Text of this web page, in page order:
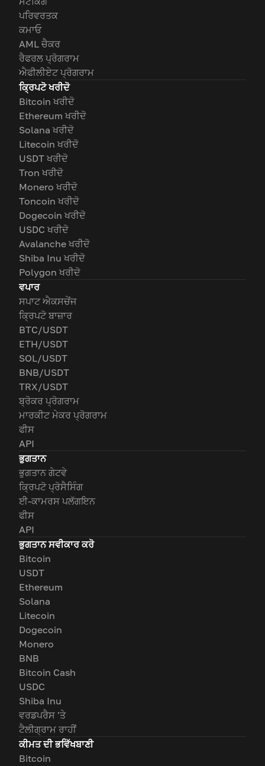
ਪਰਿਵਰਤਕ
ਕਮਾਓ
AML ਚੈਕਰ
ਰੈਫਰਲ ਪ੍ਰੋਗਰਾਮ
ਐਫੀਲੀਏਟ ਪ੍ਰੋਗਰਾਮ
ਕ੍ਰਿਪਟੋ ਖਰੀਦੋ
Bitcoin ਖਰੀਦੋ
Ethereum ਖਰੀਦੋ
Solana ਖਰੀਦੋ
Litecoin ਖਰੀਦੋ
USDT ਖਰੀਦੋ
Tron ਖਰੀਦੋ
Monero ਖਰੀਦੋ
Toncoin ਖਰੀਦੋ
Dogecoin ਖਰੀਦੋ
USDC ਖਰੀਦੋ
Avalanche ਖਰੀਦੋ
Shiba Inu ਖਰੀਦੋ
Polygon ਖਰੀਦੋ
ਵਪਾਰ
ਸਪਾਟ ਐਕਸਚੇਂਜ
ਕ੍ਰਿਪਟੋ ਬਾਜ਼ਾਰ
BTC/USDT
ETH/USDT
SOL/USDT
BNB/USDT
TRX/USDT
ਬ੍ਰੋਕਰ ਪ੍ਰੋਗਰਾਮ
ਮਾਰਕੀਟ ਮੇਕਰ ਪ੍ਰੋਗਰਾਮ
ਫੀਸ
API
ਭੁਗਤਾਨ
ਭੁਗਤਾਨ ਗੇਟਵੇ
ਕ੍ਰਿਪਟੋ ਪ੍ਰੋਸੈਸਿੰਗ
ਈ-ਕਾਮਰਸ ਪਲੱਗਇਨ
ਫੀਸ
API
ਭੁਗਤਾਨ ਸਵੀਕਾਰ ਕਰੋ
Bitcoin
USDT
Ethereum
Solana
Litecoin
Dogecoin
Monero
BNB
Bitcoin Cash
USDC
Shiba Inu
ਵਰਡਪਰੈਸ 'ਤੇ
ਟੈਲੀਗ੍ਰਾਮ ਰਾਹੀਂ
ਕੀਮਤ ਦੀ ਭਵਿੱਖਬਾਣੀ
Bitcoin